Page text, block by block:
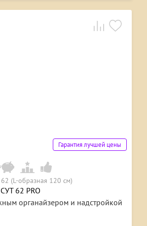
Гарантия лучшей цены
(L-образная 120 см)
62 PRO
органайзером и надстройкой